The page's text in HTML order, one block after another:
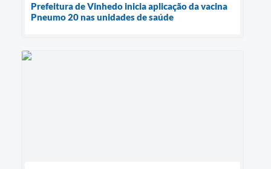
Prefeitura de Vinhedo inicia aplicação da vacina
Pneumo 20 nas unidades de saúde